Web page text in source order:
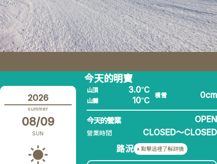
今天的明寶
2026
summer
08/09
SUN
山頂 3.0℃
山麓 10℃
積雪 0cm
今天的營業 OPEN
營業時間 CLOSED〜CLOSED
路況 點擊這裡了解詳情